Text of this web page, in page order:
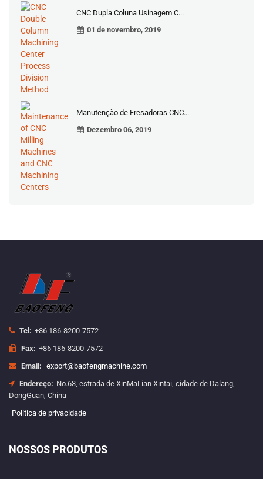
CNC Dupla Coluna Usinagem C...
01 de novembro, 2019
Manutenção de Fresadoras CNC...
Dezembro 06, 2019
Tel: +86 186-8200-7572
Fax: +86 186-8200-7572
Email: export@baofengmachine.com
Endereço: No.63, estrada de XinMaLian Xintai, cidade de Dalang,
DongGuan, China
Política de privacidade
NOSSOS PRODUTOS